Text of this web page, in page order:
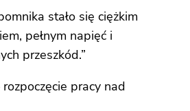
stało się ciężkim
pełnym napięć i
przeszkód.”
pracy nad